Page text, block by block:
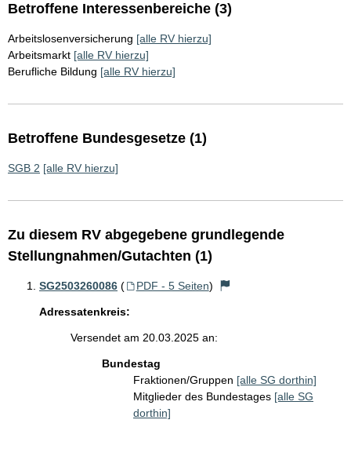
Betroffene Interessenbereiche (3)
Arbeitslosenversicherung [alle RV hierzu]
Arbeitsmarkt [alle RV hierzu]
Berufliche Bildung [alle RV hierzu]
Betroffene Bundesgesetze (1)
SGB 2 [alle RV hierzu]
Zu diesem RV abgegebene grundlegende
Stellungnahmen/Gutachten (1)
SG2503260086 ( PDF - 5 Seiten)
Adressatenkreis:
Versendet am 20.03.2025 an:
Bundestag
Fraktionen/Gruppen [alle SG dorthin]
Mitglieder des Bundestages [alle SG
dorthin]